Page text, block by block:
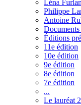
Léna Furlan
Philippe
Antoine
Éditions
11e édition
10e édition
9e édition
8e édition
7e édition
...
Le lauréat